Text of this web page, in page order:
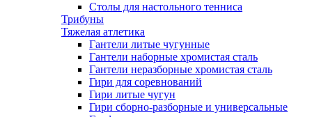
Столы для настольного тенниса
Трибуны
Тяжелая атлетика
Гантели литые чугунные
Гантели наборные хромистая сталь
Гантели неразборные хромистая сталь
Гири для соревнований
Гири литые чугун
Гири сборно-разборные и универсальные